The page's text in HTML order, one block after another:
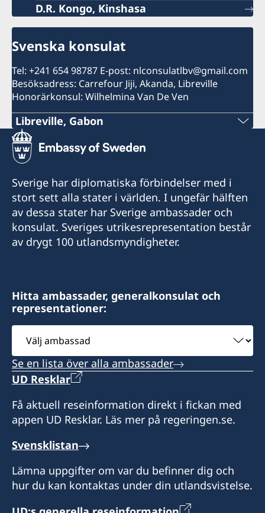
D.R. Kongo, Kinshasa
Svenska konsulat
Tel: +241 654 98787 E-post: nlconsulatlbv@gmail.com
Besöksadress: Carrefour Jiji, Akanda, Libreville
Honorärkonsul: Wilhelmina Van De Ven
Libreville, Gabon
Tel:
+241 (0) 65498787
E-post:
swedenlbv@gmail.com
Besöksadress:
Honorärkonsul
Wilhelmina Van De Ven
Sverige har diplomatiska förbindelser med i
stort sett alla stater i världen. I ungefär hälften
av dessa stater har Sverige ambassader och
konsulat. Sveriges utrikesrepresentation består
av drygt 100 utlandsmyndigheter.
Hitta ambassader, generalkonsulat och
representationer:
Välj
ambassad
Se en lista över alla ambassader
UD Resklar
Få aktuell reseinformation direkt i fickan med
appen UD Resklar. Läs mer på regeringen.se.
Svensklistan
Lämna uppgifter om var du befinner dig och
hur du kan kontaktas under din utlandsvistelse.